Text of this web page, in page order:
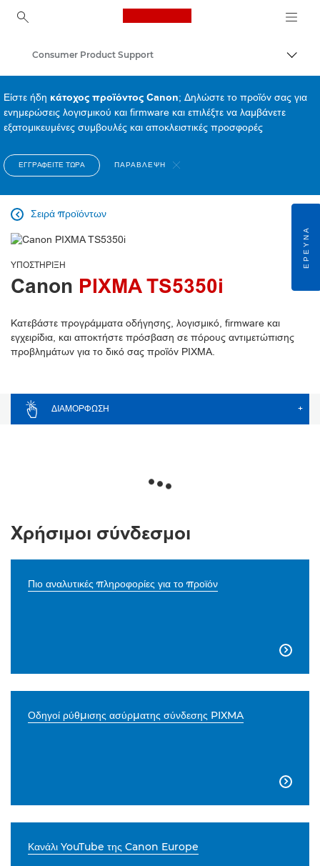
Canon Logo, back to
Consumer Product Support
Είστε ήδη κάτοχος προϊόντος Canon; Δηλώστε το προϊόν σας για
ενημερώσεις λογισμικού και firmware και επιλέξτε να λαμβάνετε
εξατομικευμένες συμβουλές και αποκλειστικές προσφορές
ΕΓΓΡΑΦΕΊΤΕ ΤΏΡΑ ΠΑΡΆΒΛΕΨΗ
Σειρά προϊόντων

ΥΠΟΣΤΉΡΙΞΗ
Canon PIXMA TS5350i
Κατεβάστε προγράμματα οδήγησης, λογισμικό, firmware και
εγχειρίδια, και αποκτήστε πρόσβαση σε πόρους αντιμετώπισης
προβλημάτων για το δικό σας προϊόν PIXMA.
ΔΙΑΜΌΡΦΩΣΗ +
Χρήσιμοι σύνδεσμοι
Πιο αναλυτικές πληροφορίες για το προϊόν

Οδηγοί ρύθμισης ασύρματης σύνδεσης PIXMA

Κανάλι YouTube της Canon Europe
ΈΡΕΥΝΑ